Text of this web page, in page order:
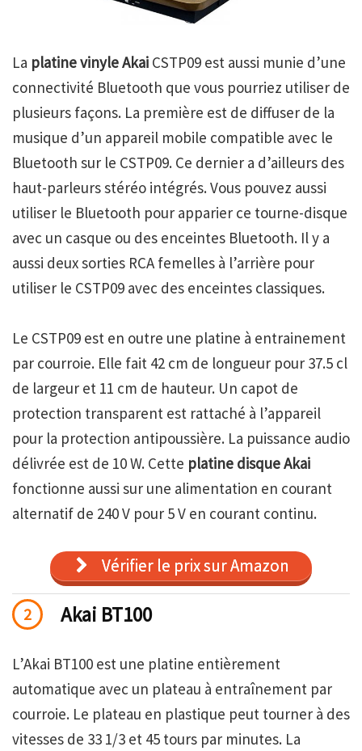
La platine vinyle Akai CSTP09 est aussi munie d’une
connectivité Bluetooth que vous pourriez utiliser de
plusieurs façons. La première est de diffuser de la
musique d’un appareil mobile compatible avec le
Bluetooth sur le CSTP09. Ce dernier a d’ailleurs des
haut-parleurs stéréo intégrés. Vous pouvez aussi
utiliser le Bluetooth pour apparier ce tourne-disque
avec un casque ou des enceintes Bluetooth. Il y a
aussi deux sorties RCA femelles à l’arrière pour
utiliser le CSTP09 avec des enceintes classiques.
Le CSTP09 est en outre une platine à entrainement
par courroie. Elle fait 42 cm de longueur pour 37.5 cl
de largeur et 11 cm de hauteur. Un capot de
protection transparent est rattaché à l’appareil
pour la protection antipoussière. La puissance audio
délivrée est de 10 W. Cette platine disque Akai
fonctionne aussi sur une alimentation en courant
alternatif de 240 V pour 5 V en courant continu.
Vérifier le prix sur Amazon
2 Akai BT100
L’Akai BT100 est une platine entièrement
automatique avec un plateau à entraînement par
courroie. Le plateau en plastique peut tourner à des
vitesses de 33 1/3 et 45 tours par minutes. La